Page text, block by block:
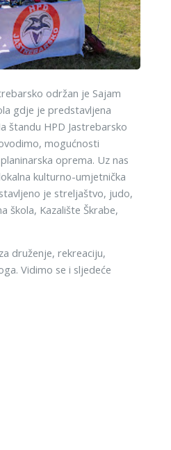
održan je Sajam
gdje je predstavljena
štandu HPD Jastrebarsko
mogućnosti
oprema. Uz nas
kulturno-umjetnička
je streljaštvo, judo,
škola, Kazalište Škrabe,
druženje, rekreaciju,
Vidimo se i sljedeće